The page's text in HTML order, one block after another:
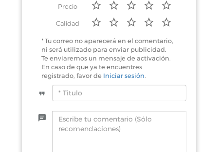
Precio
Calidad
* Tu correo no aparecerá en el comentario,
ni será utilizado para enviar publicidad.
Te enviaremos un mensaje de activación.
En caso de que ya te encuentres
registrado, favor de Iniciar sesión.